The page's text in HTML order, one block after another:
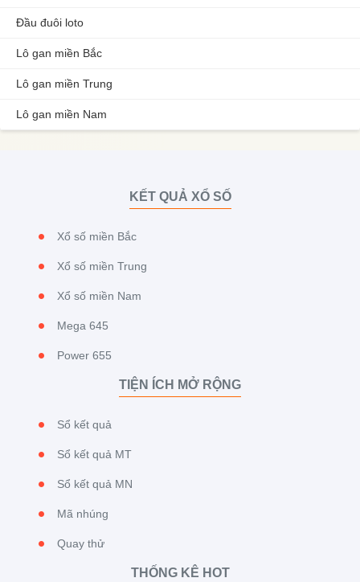
Đầu đuôi loto
Lô gan miền Bắc
Lô gan miền Trung
Lô gan miền Nam
KẾT QUẢ XỔ SỐ
Xổ số miền Bắc
Xổ số miền Trung
Xổ số miền Nam
Mega 645
Power 655
TIỆN ÍCH MỞ RỘNG
Sổ kết quả
Sổ kết quả MT
Sổ kết quả MN
Mã nhúng
Quay thử
THỐNG KÊ HOT